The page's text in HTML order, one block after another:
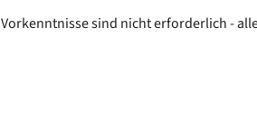
Vorkenntnisse sind nicht erforderlich -